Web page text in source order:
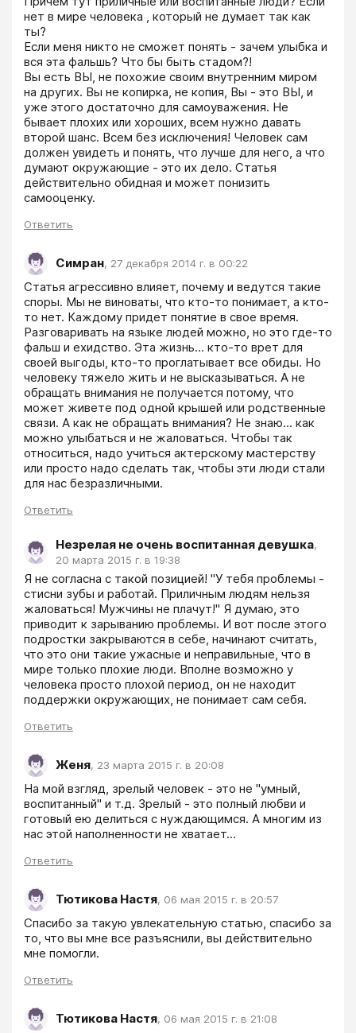
нет в мире человека , который не думает так как
ты?
Если меня никто не сможет понять - зачем улыбка и
вся эта фальшь? Что бы быть стадом?!
Вы есть ВЫ, не похожие своим внутренним миром
на других. Вы не копирка, не копия, Вы - это ВЫ, и
уже этого достаточно для самоуважения. Не
бывает плохих или хороших, всем нужно давать
второй шанс. Всем без исключения! Человек сам
должен увидеть и понять, что лучше для него, а что
думают окружающие - это их дело. Статья
действительно обидная и может понизить
самооценку.
Ответить
Симран, 27 декабря 2014 г. в 00:22
Статья агрессивно влияет, почему и ведутся такие
споры. Мы не виноваты, что кто-то понимает, а кто-
то нет. Каждому придет понятие в свое время.
Разговаривать на языке людей можно, но это где-то
фальш и ехидство. Эта жизнь... кто-то врет для
своей выгоды, кто-то проглатывает все обиды. Но
человеку тяжело жить и не высказываться. А не
обращать внимания не получается потому, что
может живете под одной крышей или родственные
связи. А как не обращать внимания? Не знаю... как
можно улыбаться и не жаловаться. Чтобы так
относиться, надо учиться актерскому мастерству
или просто надо сделать так, чтобы эти люди стали
для нас безразличными.
Ответить
Незрелая не очень воспитанная девушка,
20 марта 2015 г. в 19:38
Я не согласна с такой позицией! "У тебя проблемы -
стисни зубы и работай. Приличным людям нельзя
жаловаться! Мужчины не плачут!" Я думаю, это
приводит к зарыванию проблемы. И вот после этого
подростки закрываются в себе, начинают считать,
что это они такие ужасные и неправильные, что в
мире только плохие люди. Вполне возможно у
человека просто плохой период, он не находит
поддержки окружающих, не понимает сам себя.
Ответить
Женя, 23 марта 2015 г. в 20:08
На мой взгляд, зрелый человек - это не "умный,
воспитанный" и т.д. Зрелый - это полный любви и
готовый ею делиться с нуждающимся. А многим из
нас этой наполненности не хватает...
Ответить
Тютикова Настя, 06 мая 2015 г. в 20:57
Спасибо за такую увлекательную статью, спасибо за
то, что вы мне все разъяснили, вы действительно
мне помогли.
Ответить
Тютикова Настя, 06 мая 2015 г. в 21:08